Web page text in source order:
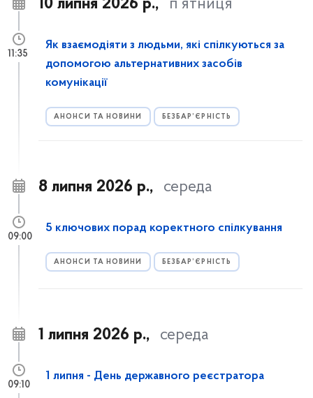
10 липня 2026 р., п’ятниця
Як взаємодіяти з людьми, які спілкуються за
допомогою альтернативних засобів
комунікації
АНОНСИ ТА НОВИНИ БЕЗБАР’ЄРНІСТЬ
11:35
8 липня 2026 р., середа
5 ключових порад коректного спілкування
АНОНСИ ТА НОВИНИ БЕЗБАР’ЄРНІСТЬ
09:00
1 липня 2026 р., середа
1 липня - День державного реєстратора
09:10